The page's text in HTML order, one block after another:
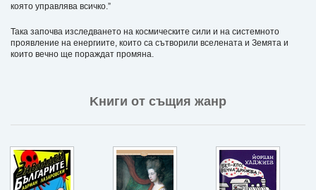
която управлява всичко.”
Така започва изследването на космическите сили и на системното
проявление на енергиите, които са сътворили вселената и Земята и
които вечно ще пораждат промяна.
Kниги от същия жанр